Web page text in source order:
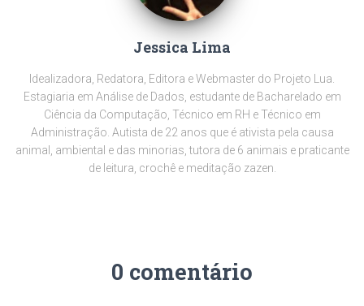
Jessica Lima
Idealizadora, Redatora, Editora e Webmaster do Projeto Lua.
Estagiaria em Análise de Dados, estudante de Bacharelado em
Ciência da Computação, Técnico em RH e Técnico em
Administração. Autista de 22 anos que é ativista pela causa
animal, ambiental e das minorias, tutora de 6 animais e praticante
de leitura, crochê e meditação zazen.
0 comentário